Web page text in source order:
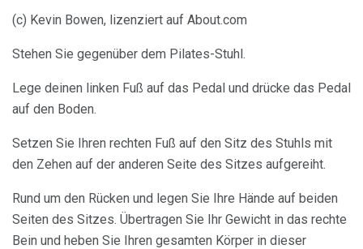
(c) Kevin Bowen, lizenziert auf About.com
Stehen Sie gegenüber dem Pilates-Stuhl.
Lege deinen linken Fuß auf das Pedal und drücke das Pedal
auf den Boden.
Setzen Sie Ihren rechten Fuß auf den Sitz des Stuhls mit
den Zehen auf der anderen Seite des Sitzes aufgereiht.
Rund um den Rücken und legen Sie Ihre Hände auf beiden
Seiten des Sitzes. Übertragen Sie Ihr Gewicht in das rechte
Bein und heben Sie Ihren gesamten Körper in dieser